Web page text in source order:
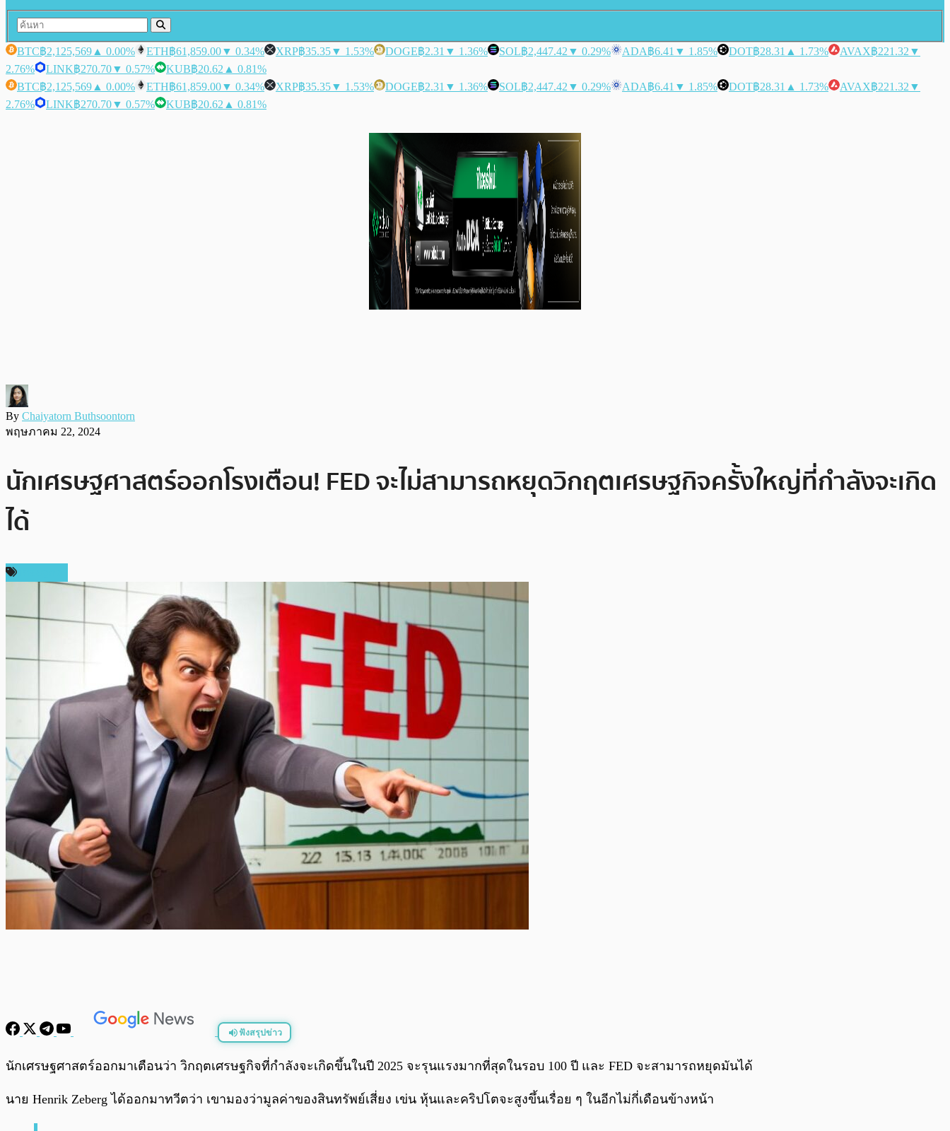
BTC฿2,125,569 ▲ 0.00% ETH฿61,859.00▼ 0.34% XRP฿35.35▼ 1.53% DOGE฿2.31 ▼ 1.36% SOL฿2,447.42 ▼ 0.29% ADA฿6.41 ▼ 1.85% DOT฿28.31 ▲ 1.73% AVAX฿221.32 ▼
2.76%
LINK฿270.70▼ 0.57% KUB฿20.62 ▲ 0.81%
BTC฿2,125,569 ▲ 0.00% ETH฿61,859.00▼ 0.34% XRP฿35.35▼ 1.53% DOGE฿2.31 ▼ 1.36% SOL฿2,447.42 ▼ 0.29% ADA฿6.41 ▼ 1.85% DOT฿28.31 ▲ 1.73% AVAX฿221.32 ▼
2.76%
LINK฿270.70▼ 0.57% KUB฿20.62 ▲ 0.81%
By Chaiyatorn Buthsoontorn
พฤษภาคม 22, 2024
นักเศรษฐศาสตร์ออกโรงเตือน! FED จะไม่สามารถหยุดวิกฤตเศรษฐกิจครั้งใหญ่ที่กำลังจะเกิด
ได้
ฟังสรุปข่าว
พร้อมเล่น
นักเศรษฐศาสตร์ออกมาเตือนว่า วิกฤตเศรษฐกิจที่กำลังจะเกิดขึ้นในปี 2025 จะรุนแรงมากที่สุดในรอบ 100 ปี และ FED จะสามารถหยุดมันได้
นาย Henrik Zeberg ได้ออกมาทวีตว่า เขามองว่ามูลค่าของสินทรัพย์เสี่ยง เข่น หุ้นและคริปโตจะสูงขึ้นเรื่อย ๆ ในอีกไม่กี่เดือนข้างหน้า